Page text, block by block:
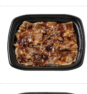
モバイルバッテリーシ
モバイルWi-Fiバッテリ
荷物預かりサービス「
セブン-イレブンの歴史